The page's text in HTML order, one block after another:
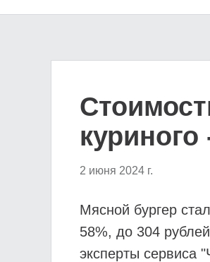
куриного
2 июня 2024 г.
Мясной бургер
58%, до 304
эксперты сервиса